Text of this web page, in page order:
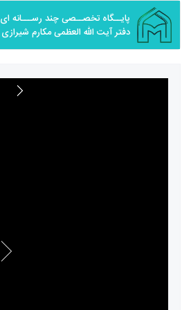
پایــگاه تخصــصی چند رســـانه ای
دفتر آیت الله العظمی مکارم شیرازی